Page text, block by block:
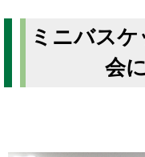
ミニバス
会